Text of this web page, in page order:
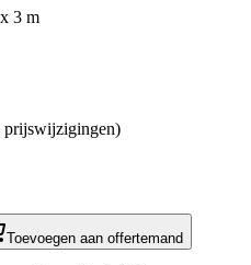
3 m
prijswijzigingen)
Toevoegen aan offertemand